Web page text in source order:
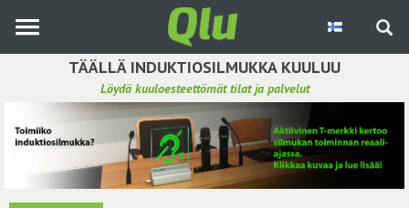
pääsisältöön
TÄÄLLÄ INDUKTIOSILMUKKA KUULUU
Löydä kuuloesteettömät tilat ja palvelut
Etsi induktiosilmukka
Tee ehdotus ja vaikuta kuulemiskokemukseen
Hae ehdotuksia